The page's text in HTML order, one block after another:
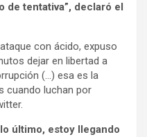
de tentativa”, declaró el
con ácido, expuso
dejar en libertad a
(…) esa es la
cuando luchan por
último, estoy llegando